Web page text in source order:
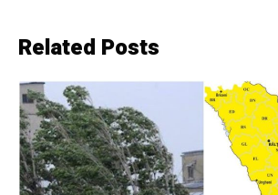
Related Posts